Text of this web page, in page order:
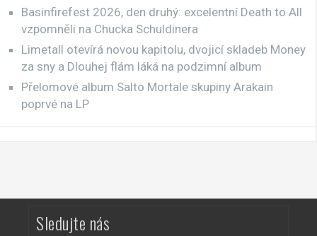
Basinfirefest 2026, den druhý: excelentní Death to All
vzpomněli na Chucka Schuldinera
Limetall otevírá novou kapitolu, dvojicí skladeb Money
za sny a Dlouhej flám láká na podzimní album
Přelomové album Salto Mortale skupiny Arakain
poprvé na LP
Sledujte nás